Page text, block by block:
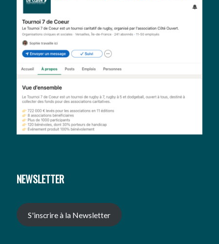
NEWSLETTER
S'inscrire à la Newsletter